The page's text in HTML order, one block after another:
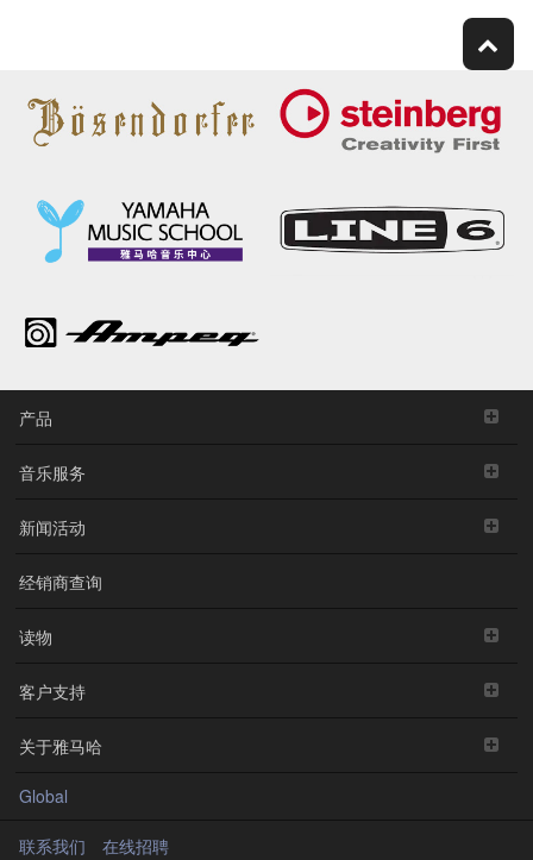
产品
音乐服务
新闻活动
经销商查询
读物
客户支持
关于雅马哈
Global
联系我们
在线招聘